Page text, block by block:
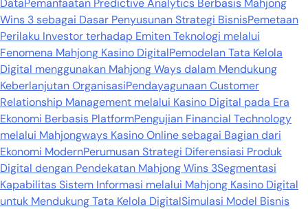
DataPemanfaatan Predictive Analytics Berbasis Mahjong
Wins 3 sebagai Dasar Penyusunan Strategi BisnisPemetaan
Perilaku Investor terhadap Emiten Teknologi melalui
Fenomena Mahjong Kasino DigitalPemodelan Tata Kelola
Digital menggunakan Mahjong Ways dalam Mendukung
Keberlanjutan OrganisasiPendayagunaan Customer
Relationship Management melalui Kasino Digital pada Era
Ekonomi Berbasis PlatformPengujian Financial Technology
melalui Mahjongways Kasino Online sebagai Bagian dari
Ekonomi ModernPerumusan Strategi Diferensiasi Produk
Digital dengan Pendekatan Mahjong Wins 3Segmentasi
Kapabilitas Sistem Informasi melalui Mahjong Kasino Digital
untuk Mendukung Tata Kelola DigitalSimulasi Model Bisnis